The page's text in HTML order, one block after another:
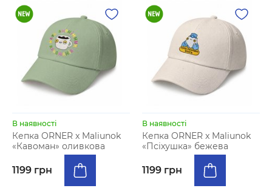
В наявності
Кепка ORNER x Maliunok
«Кавоман» оливкова
1199 грн
В наявності
Кепка ORNER x Maliunok
«Псіхушка» бежева
1199 грн